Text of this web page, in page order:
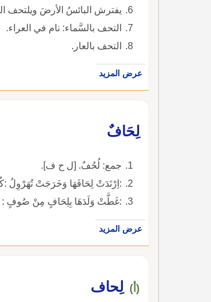
يفترش البائسُ الأرضَ ويلتحف
التحف بالسَّماء: نام في العراء.
التحف بالعار.
عرض المزيد
لِحَافٌ
جمع: لُحُفٌ. [ل ح ف].
:اِرْتَدَتْ لِحَافَهَا وَخَرَجَتْ تُهَرْوِلُ
:غَطَّتْ وَلَدَهَا بِلِحَافٍ مِنْ صُوفٍ :
عرض المزيد
(أ) لِحاف